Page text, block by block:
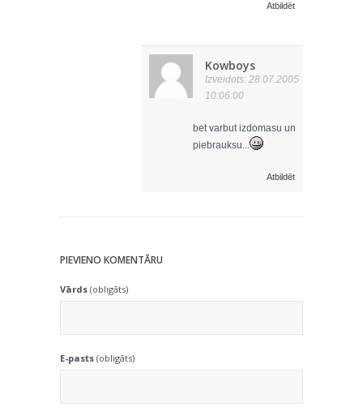
Atbildēt
Kowboys
Izveidots: 28.07.2005
10:06:00
bet varbut izdomasu un
piebrauksu...
Atbildēt
PIEVIENO KOMENTĀRU
Vārds (obligāts)
E-pasts (obligāts)